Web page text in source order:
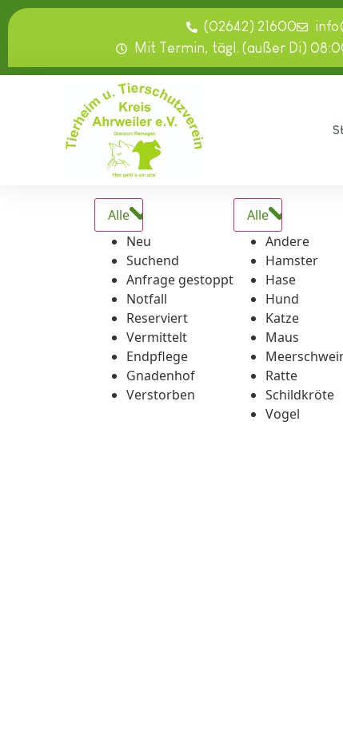
springen
(02642) 21600
Mit Termin, tägl. (außer Di)
Alle
Neu
Suchend
Anfrage gestoppt
Notfall
Reserviert
Vermittelt
Endpflege
Gnadenhof
Verstorben
Alle
Andere
Hamster
Hase
Hund
Katze
Maus
Ratte
Schildkröte
Vogel